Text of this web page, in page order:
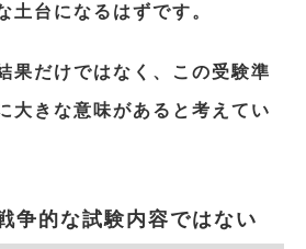
土台になるはずです。
果だけではなく、この受験準
大きな意味があると考えてい
争的な試験内容ではない